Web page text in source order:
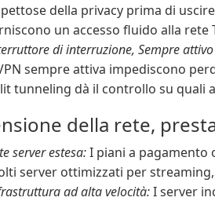
della privacy prima di
un accesso fluido alla rete
di interruzione, Sempre
sempre attiva impediscono
tunneling dà il controllo su quali
della rete,
server estesa:I piani a pagamento
server ottimizzati per streaming,
ad alta velocità:I server